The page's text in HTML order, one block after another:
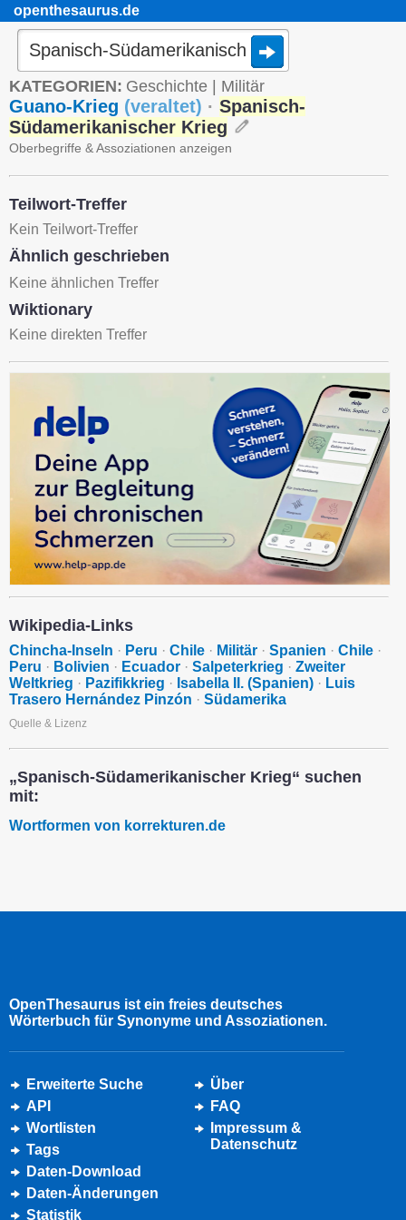
openthesaurus.de
KATEGORIEN: Geschichte Militär
Guano-Krieg (veraltet) · Spanisch-
Südamerikanischer Krieg
Oberbegriffe & Assoziationen anzeigen
Teilwort-Treffer
Kein Teilwort-Treffer
Ähnlich geschrieben
Keine ähnlichen Treffer
Wiktionary
Keine direkten Treffer
Wikipedia-Links
Chincha-Inseln · Peru · Chile · Militär · Spanien · Chile ·
Peru · Bolivien · Ecuador · Salpeterkrieg · Zweiter
Weltkrieg · Pazifikkrieg · Isabella II. (Spanien) · Luis
Trasero Hernández Pinzón · Südamerika
Quelle & Lizenz
„Spanisch-Südamerikanischer Krieg“ suchen
mit:
Wortformen von korrekturen.de
OpenThesaurus ist ein freies deutsches
Wörterbuch für Synonyme und Assoziationen.
Erweiterte Suche
API
Wortlisten
Tags
Daten-Download
Daten-Änderungen
Statistik
Über
FAQ
Impressum &
Datenschutz